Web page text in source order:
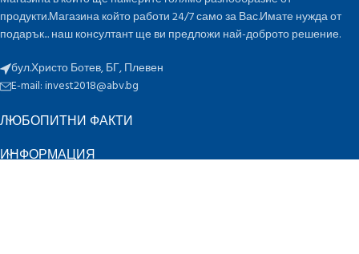
продукти.Магазина който работи 24/7 само за Вас.Имате нужда от
подарък... наш консултант ще ви предложи най-доброто решение.
бул.Христо Ботев, БГ, Плевен
E-mail:invest2018@abv.bg
ЛЮБОПИТНИ ФАКТИ
ИНФОРМАЦИЯ